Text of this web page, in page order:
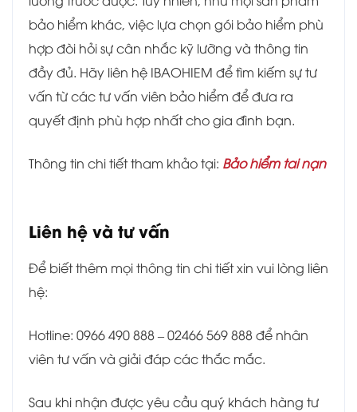
bảo hiểm khác, việc lựa chọn gói bảo hiểm phù
hợp đòi hỏi sự cân nhắc kỹ lưỡng và thông tin
đầy đủ. Hãy liên hệ IBAOHIEM để tìm kiếm sự tư
vấn từ các tư vấn viên bảo hiểm để đưa ra
quyết định phù hợp nhất cho gia đình bạn.
Thông tin chi tiết tham khảo tại: Bảo hiểm tai nạn
Liên hệ và tư vấn
Để biết thêm mọi thông tin chi tiết xin vui lòng liên
hệ:
Hotline: 0966 490 888 – 02466 569 888 để nhân
viên tư vấn và giải đáp các thắc mắc.
Sau khi nhận được yêu cầu quý khách hàng tư